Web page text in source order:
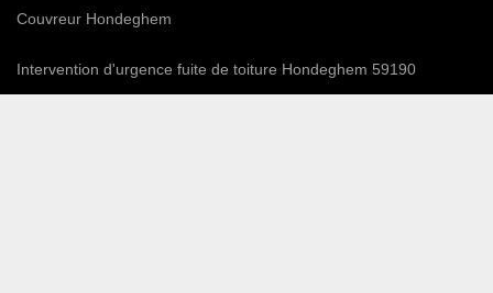
Couvreur Hondeghem
Intervention d'urgence fuite de toiture Hondeghem 59190